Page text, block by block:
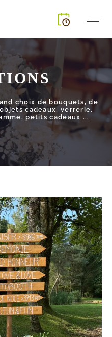
choix de bouquets, de
cadeaux, verrerie,
petits cadeaux ...